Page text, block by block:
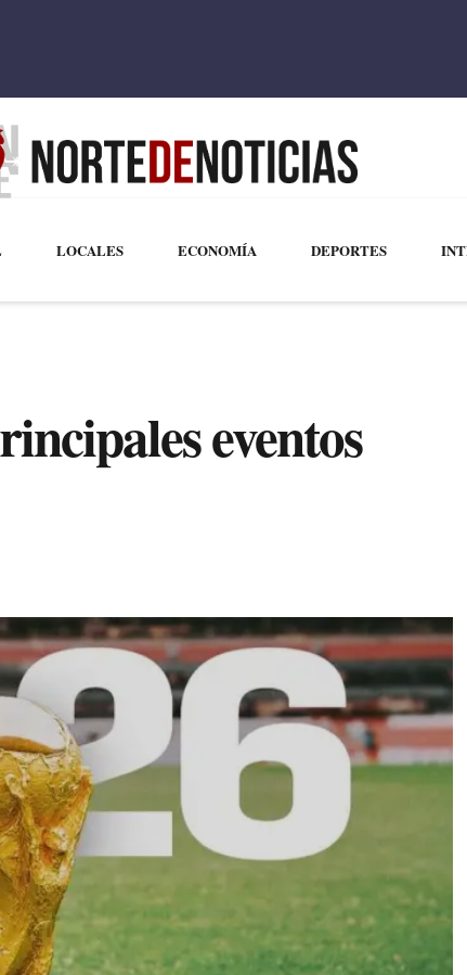
LOCALES ECONOMÍA DEPORTES
eventos